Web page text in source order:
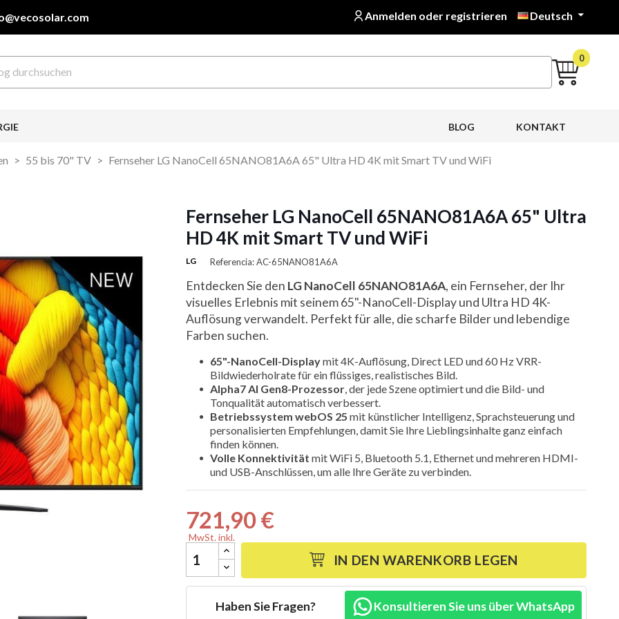
Anmelden oder registrieren Deutsch 
0
KONTAKT
BLOG
55 bis 70" TV Fernseher LG NanoCell 65NANO81A6A 65" Ultra HD 4K mit Smart TV und WiFi

Fernseher LG NanoCell 65NANO81A6A 65" Ultra
HD 4K mit Smart TV und WiFi
LG Referencia: AC-65NANO81A6A
Entdecken Sie den LG NanoCell 65NANO81A6A, ein Fernseher, der Ihr
visuelles Erlebnis mit seinem 65"-NanoCell-Display und Ultra HD 4K-
Auflösung verwandelt. Perfekt für alle, die scharfe Bilder und lebendige
Farben suchen.
65"-NanoCell-Displaymit 4K-Auflösung, Direct LED und 60 Hz VRR-
Bildwiederholrate für ein flüssiges, realistisches Bild.
Alpha7 AI Gen8-Prozessor , der jede Szene optimiert und die Bild- und
Tonqualität automatisch verbessert.
Betriebssystem webOS 25 mit künstlicher Intelligenz, Sprachsteuerung und
personalisierten Empfehlungen, damit Sie Ihre Lieblingsinhalte ganz einfach
finden können.
Volle Konnektivität mit WiFi 5, Bluetooth 5.1, Ethernet und mehreren HDMI-
und USB-Anschlüssen, um alle Ihre Geräte zu verbinden.
721,90 €
MwSt. inkl.
IN DEN WARENKORB LEGEN
Haben Sie Fragen? Konsultieren Sie uns über WhatsApp